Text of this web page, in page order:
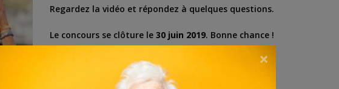
Regardez la vidéo et répondez à quelques questions.
Le concours se clôture le 30 juin 2019. Bonne chance !
×